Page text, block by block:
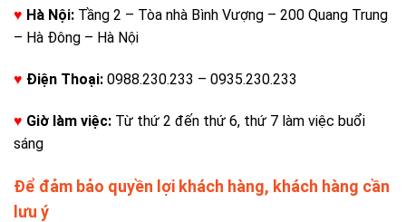
♥ Hà Nội: Tầng 2 – Tòa nhà Bình Vượng – 200 Quang Trung
– Hà Đông – Hà Nội
♥ Điện Thoại: 0988.230.233 – 0935.230.233
♥ Giờ làm việc: Từ thứ 2 đến thứ 6, thứ 7 làm việc buổi
sáng
Để đảm bảo quyền lợi khách hàng, khách hàng cần
lưu ý